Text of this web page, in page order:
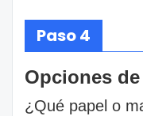
Paso 4
Opciones
¿Qué papel o